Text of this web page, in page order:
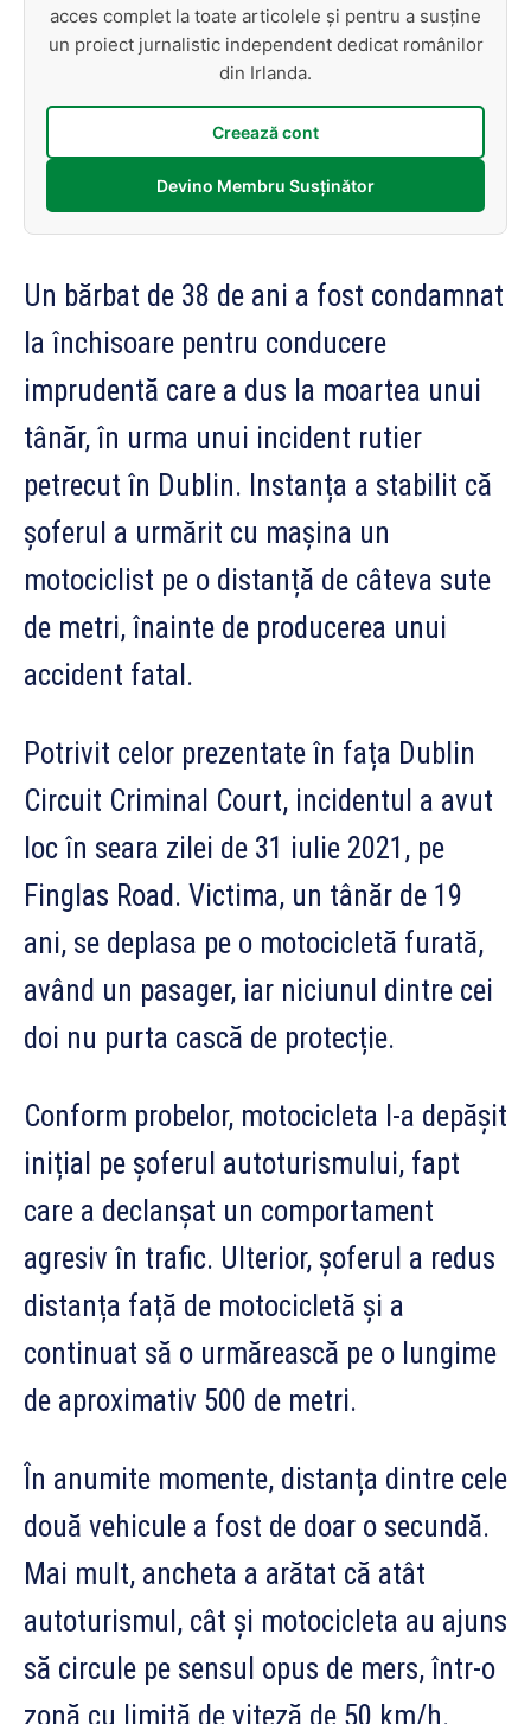
acces complet la toate articolele și pentru a susține
un proiect jurnalistic independent dedicat românilor
din Irlanda.
Creează cont
Devino Membru Susținător
Un bărbat de 38 de ani a fost condamnat
la închisoare pentru conducere
imprudentă care a dus la moartea unui
tânăr, în urma unui incident rutier
petrecut în Dublin. Instanța a stabilit că
șoferul a urmărit cu mașina un
motociclist pe o distanță de câteva sute
de metri, înainte de producerea unui
accident fatal.
Potrivit celor prezentate în fața Dublin
Circuit Criminal Court, incidentul a avut
loc în seara zilei de 31 iulie 2021, pe
Finglas Road. Victima, un tânăr de 19
ani, se deplasa pe o motocicletă furată,
având un pasager, iar niciunul dintre cei
doi nu purta cască de protecție.
Conform probelor, motocicleta l-a depășit
inițial pe șoferul autoturismului, fapt
care a declanșat un comportament
agresiv în trafic. Ulterior, șoferul a redus
distanța față de motocicletă și a
continuat să o urmărească pe o lungime
de aproximativ 500 de metri.
În anumite momente, distanța dintre cele
două vehicule a fost de doar o secundă.
Mai mult, ancheta a arătat că atât
autoturismul, cât și motocicleta au ajuns
să circule pe sensul opus de mers, într-o
zonă cu limită de viteză de 50 km/h.